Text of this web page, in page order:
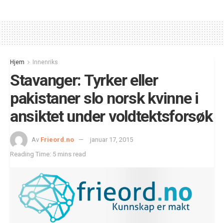
Hjem Innenriks
Stavanger: Tyrker eller
pakistaner slo norsk kvinne i
ansiktet under voldtektsforsøk
Av Frieord.no
januar 17, 2015
Reading Time: 5 mins read